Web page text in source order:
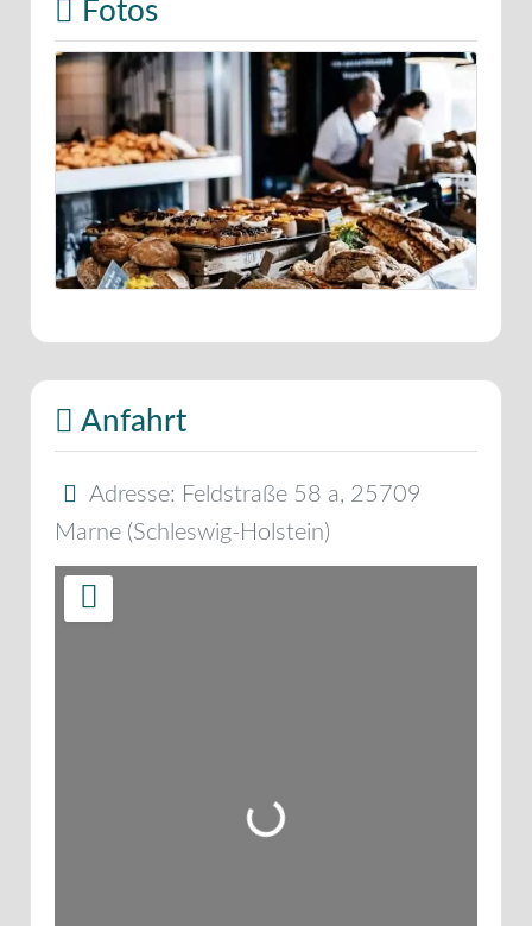
Fotos
Anfahrt
Adresse: Feldstraße 58 a, 25709
Marne (Schleswig-Holstein)
Wird geladen …